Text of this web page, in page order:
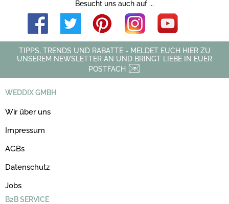
Besucht uns auch auf ...
TIPPS, TRENDS UND RABATTE - MELDET EUCH HIER ZU
UNSEREM NEWSLETTER AN UND BRINGT LIEBE IN EUER
POSTFACH
WEDDIX GMBH
Wir über uns
Impressum
AGBs
Datenschutz
Jobs
B2B SERVICE